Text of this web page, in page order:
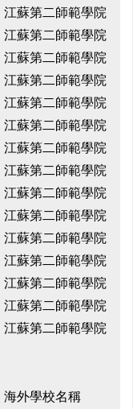
江蘇第二師範學院
江蘇第二師範學院
江蘇第二師範學院
江蘇第二師範學院
江蘇第二師範學院
江蘇第二師範學院
江蘇第二師範學院
江蘇第二師範學院
江蘇第二師範學院
江蘇第二師範學院
江蘇第二師範學院
江蘇第二師範學院
江蘇第二師範學院
江蘇第二師範學院
江蘇第二師範學院
海外學校名稱